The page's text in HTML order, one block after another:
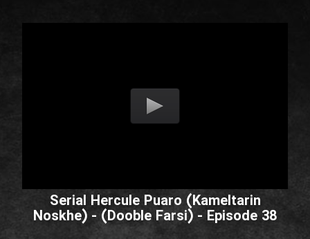
Serial Hercule Puaro (Kameltarin
Noskhe) - (Dooble Farsi) - Episode 38